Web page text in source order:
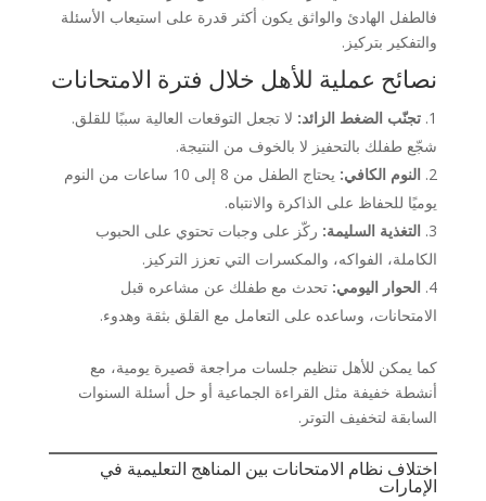
فالطفل الهادئ والواثق يكون أكثر قدرة على استيعاب الأسئلة
والتفكير بتركيز.
نصائح عملية للأهل خلال فترة الامتحانات
تجنّب الضغط الزائد: لا تجعل التوقعات العالية سببًا للقلق.
شجّع طفلك بالتحفيز لا بالخوف من النتيجة.
النوم الكافي:
يحتاج الطفل من 8 إلى 10 ساعات من النوم
يوميًا للحفاظ على الذاكرة والانتباه.
التغذية السليمة: ركّز على وجبات تحتوي على الحبوب
الكاملة، الفواكه، والمكسرات التي تعزز التركيز.
الحوار اليومي: تحدث مع طفلك عن مشاعره قبل
الامتحانات، وساعده على التعامل مع القلق بثقة وهدوء.
كما يمكن للأهل تنظيم جلسات مراجعة قصيرة يومية، مع
أنشطة خفيفة مثل القراءة الجماعية أو حل أسئلة السنوات
السابقة لتخفيف التوتر.
اختلاف نظام الامتحانات بين المناهج التعليمية في
الإمارات